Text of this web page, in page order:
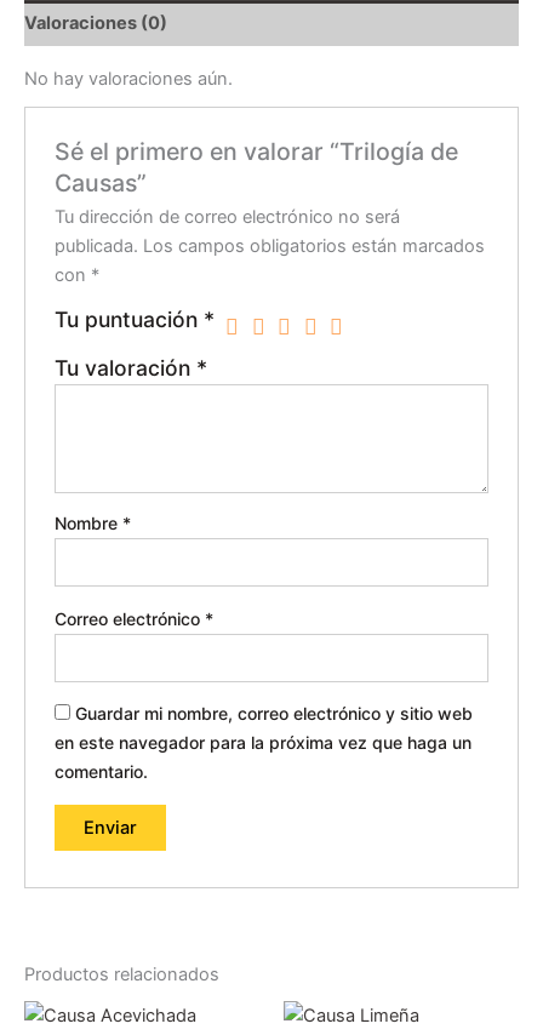
Valoraciones (0)
No hay valoraciones aún.
Sé el primero en valorar “Trilogía de
Causas”
Tu dirección de correo electrónico no será
publicada. Los campos obligatorios están marcados
con *
Tu puntuación *
Tu valoración *
Nombre *
Correo electrónico *
Guardar mi nombre, correo electrónico y sitio web
en este navegador para la próxima vez que haga un
comentario.
Productos relacionados